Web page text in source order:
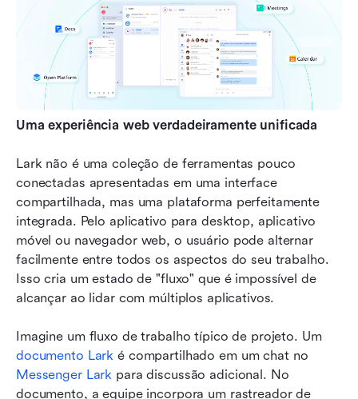
Uma experiência web verdadeiramente unificada
Lark não é uma coleção de ferramentas pouco
conectadas apresentadas em uma interface
compartilhada, mas uma plataforma perfeitamente
integrada. Pelo aplicativo para desktop, aplicativo
móvel ou navegador web, o usuário pode alternar
facilmente entre todos os aspectos do seu trabalho.
Isso cria um estado de "fluxo" que é impossível de
alcançar ao lidar com múltiplos aplicativos.
Imagine um fluxo de trabalho típico de projeto. Um
documento Lark
Messenger Lark para discussão adicional. No
documento, a equipe incorpora um rastreador de